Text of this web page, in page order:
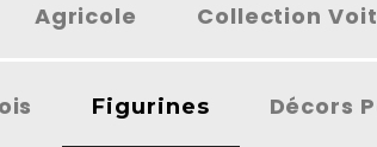
Agricole Collection
Figurines Décors